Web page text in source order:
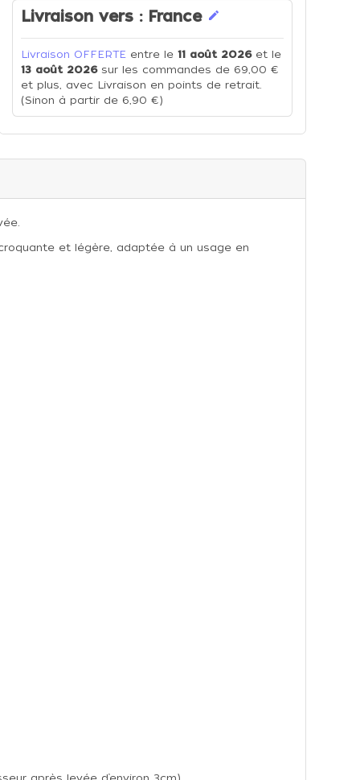
Livraison vers : France edit
Livraison OFFERTE entre le 11 août 2026et le
13 août 2026sur les commandes de 69,00 €
et plus, avec Livraison en points de retrait.
(Sinon à partir de 6,90 €)
et légère, adaptée à un usage en
après levée d’environ 3cm).